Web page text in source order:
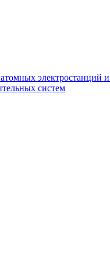
электростанций
систем